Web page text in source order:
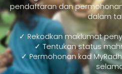
pendaftaran dan
dalam
✓ Rekodkan maklumat
✓ Tentukan status
✓ Permohonan kad